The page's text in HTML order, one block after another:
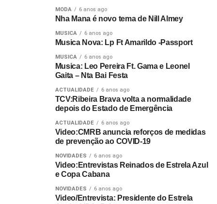
MODA 6 anos ago
Nha Mana é novo tema de Nill Almey
MUSICA 6 anos ago
Musica Nova: Lp Ft Amarildo -Passport
MUSICA 6 anos ago
Musica: Leo Pereira Ft. Gama e Leonel
Gaita – Nta Bai Festa
ACTUALIDADE 6 anos ago
TCV:Ribeira Brava volta a normalidade
depois do Estado de Emergência
ACTUALIDADE 6 anos ago
Video:CMRB anuncia reforços de medidas
de prevenção ao COVID-19
NOVIDADES 6 anos ago
Video:Entrevistas Reinados de Estrela Azul
e Copa Cabana
NOVIDADES 6 anos ago
Video/Entrevista: Presidente do Estrela